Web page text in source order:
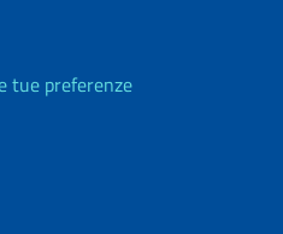
tue preferenze